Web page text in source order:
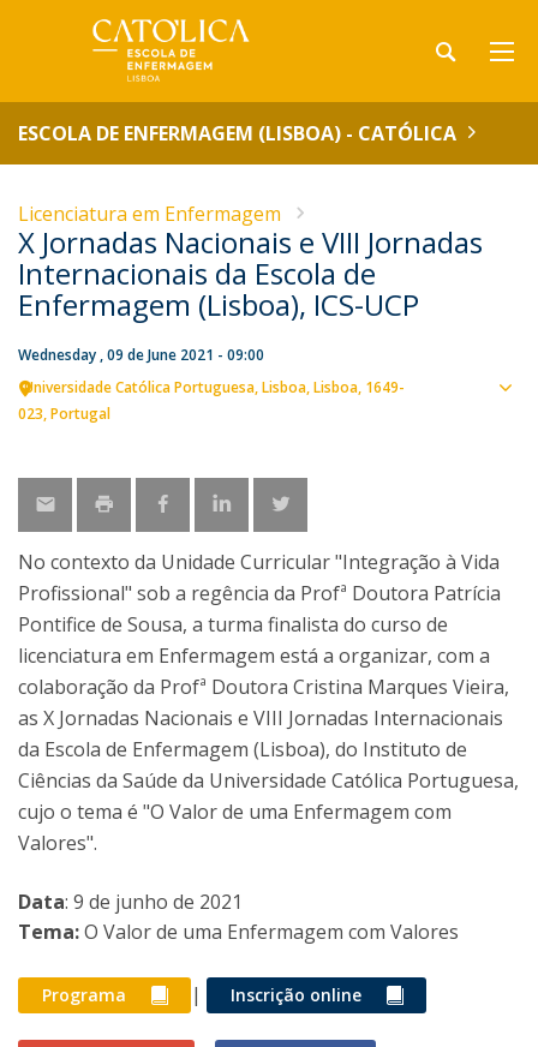
ESCOLA DE ENFERMAGEM (LISBOA) - CATÓLICA
Licenciatura em Enfermagem
X Jornadas Nacionais e VIII Jornadas
Internacionais da Escola de
Enfermagem (Lisboa), ICS-UCP
Wednesday , 09 de June 2021 - 09:00
Universidade Católica Portuguesa Lisboa Lisboa 1649-
023 Portugal
No contexto da Unidade Curricular "Integração à Vida
Profissional" sob a regência da Profª Doutora Patrícia
Pontifice de Sousa, a turma finalista do curso de
licenciatura em Enfermagem está a organizar, com a
colaboração da Profª Doutora Cristina Marques Vieira,
as X Jornadas Nacionais e VIII Jornadas Internacionais
da Escola de Enfermagem (Lisboa), do Instituto de
Ciências da Saúde da Universidade Católica Portuguesa,
cujo o tema é "O Valor de uma Enfermagem com
Valores".
Data: 9 de junho de 2021
Tema:O Valor de uma Enfermagem com Valores
Programa | Inscrição online